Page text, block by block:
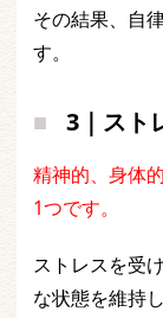
その結果、自
す。
3｜スト
精神的、身体
1つです。
ストレスを受
な状態を維持